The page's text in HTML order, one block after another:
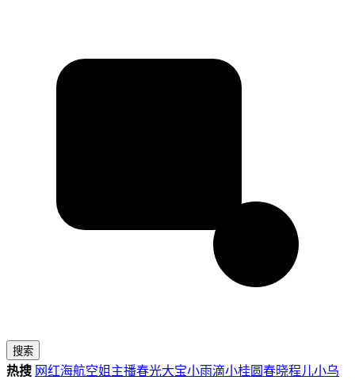
搜索
热搜 网红海航空姐 主播春光大宝小雨滴小桂圆春晓程儿小乌